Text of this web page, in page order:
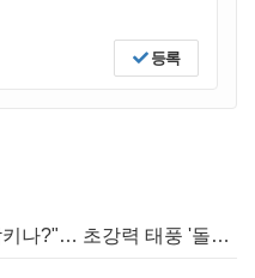
등록
[홍콩날씨] "이웃 태풍까지 삼키나?"… 초강력 태풍 '돌핀' 세력 재확장